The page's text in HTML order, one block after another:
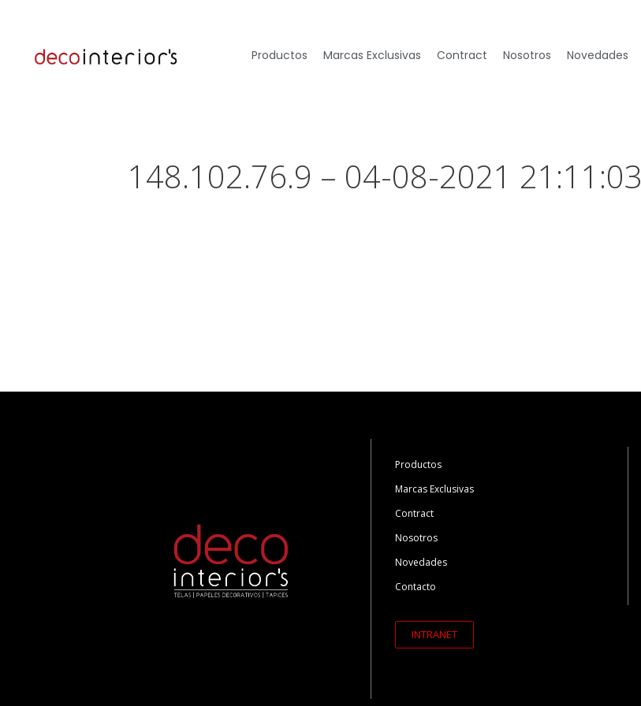
Productos Marcas Exclusivas Contract Nosotros Novedades
148.102.76.9 – 04-08-2021 21:11:03
Productos
Marcas Exclusivas
Contract
Nosotros
Novedades
Contacto
INTRANET